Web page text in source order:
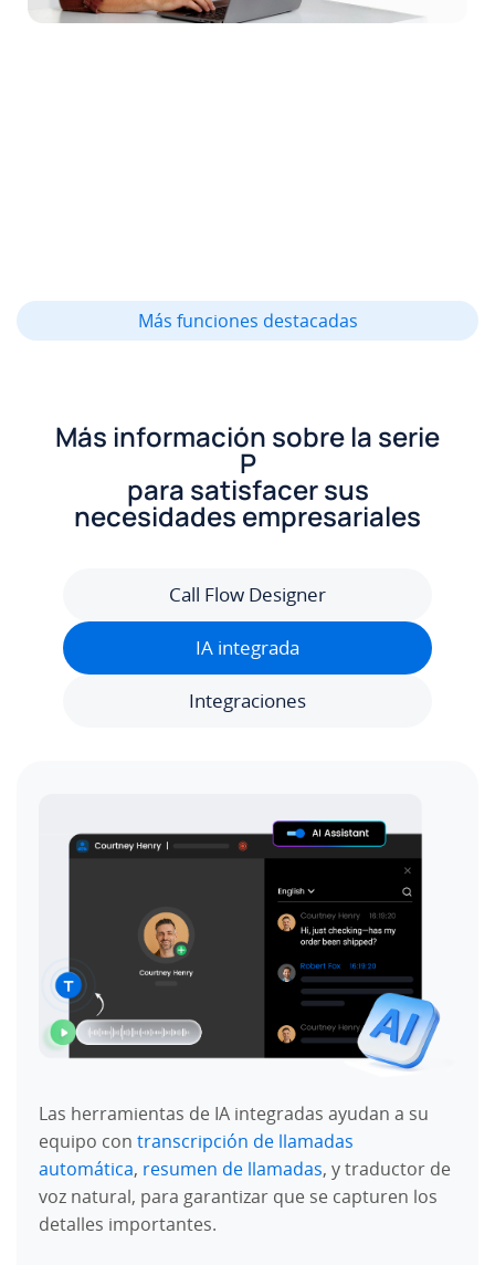
Más funciones destacadas
Más información sobre la serie
P
para satisfacer sus
necesidades empresariales
Call Flow Designer
IA integrada
Integraciones
Las herramientas de IA integradas ayudan a su
equipo con transcripción de llamadas
automática, resumen de llamadas, y traductor de
voz natural, para garantizar que se capturen los
detalles importantes.